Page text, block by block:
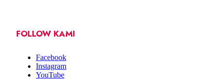
FOLLOW KAMI
Facebook
Instagram
YouTube